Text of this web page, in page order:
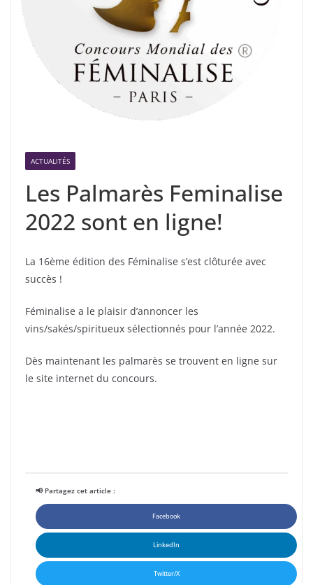
ACTUALITÉS
Les Palmarès Feminalise
2022 sont en ligne!
La 16ème édition des Féminalise s’est clôturée avec
succès !
Féminalise a le plaisir d’annoncer les
vins/sakés/spiritueux sélectionnés pour l’année 2022.
Dès maintenant les palmarès se trouvent en ligne sur
le site internet du concours.
📢 Partagez cet article :
Facebook
LinkedIn
Twitter/X